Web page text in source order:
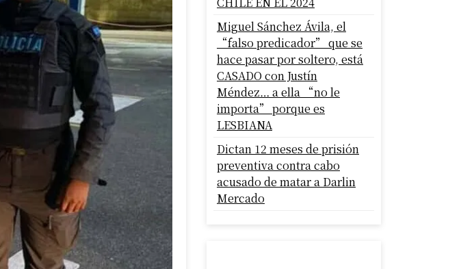
Miguel Sánchez Ávila, el
“falso predicador” que se
hace pasar por soltero, está
CASADO con Justín
Méndez… a ella “no le
importa” porque es
LESBIANA
Dictan 12 meses de prisión
preventiva contra cabo
acusado de matar a Darlin
Mercado